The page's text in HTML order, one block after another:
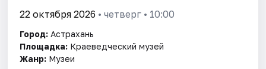
22 октября 2026 • четверг • 10:00
Город: Астрахань
Площадка: Краеведческий музей
Жанр: Музеи